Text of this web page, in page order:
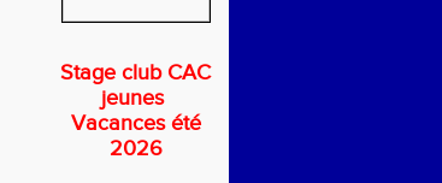
Stage club CAC
jeunes
Vacances été
2026